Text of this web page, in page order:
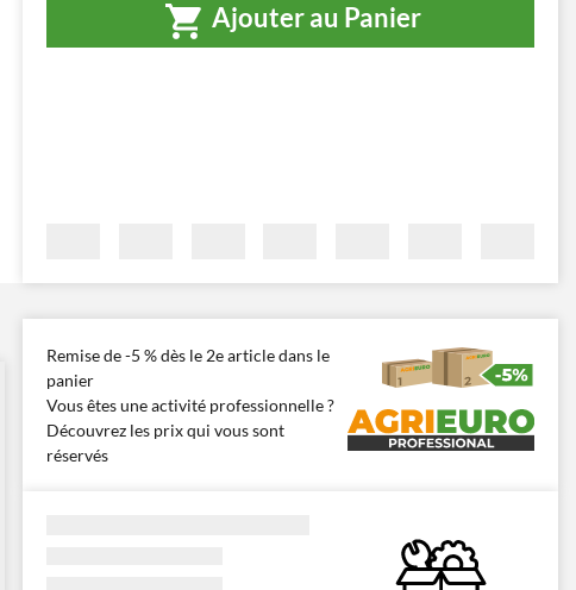
Ajouter au Panier
Remise de -5 % dès le 2e article dans le
panier
Vous êtes une activité professionnelle ?
Découvrez les prix qui vous sont
réservés